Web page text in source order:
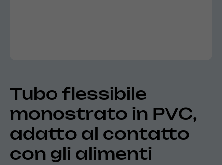
Tubo flessibile
monostrato in PVC,
adatto al contatto
con gli alimenti